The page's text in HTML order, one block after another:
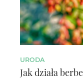
URODA
Jak działa